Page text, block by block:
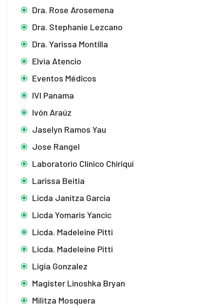
Dra. Rose Arosemena
Dra. Stephanie Lezcano
Dra. Yarissa Montilla
Elvia Atencio
Eventos Médicos
IVI Panama
Ivón Araúz
Jaselyn Ramos Yau
Jose Rangel
Laboratorio Clínico Chiriquí
Larissa Beitia
Licda Janitza Garcia
Licda Yomaris Yancic
Licda. Madeleine Pitti
Licda. Madeleine Pitti
Ligia Gonzalez
Magister Linoshka Bryan
Militza Mosquera